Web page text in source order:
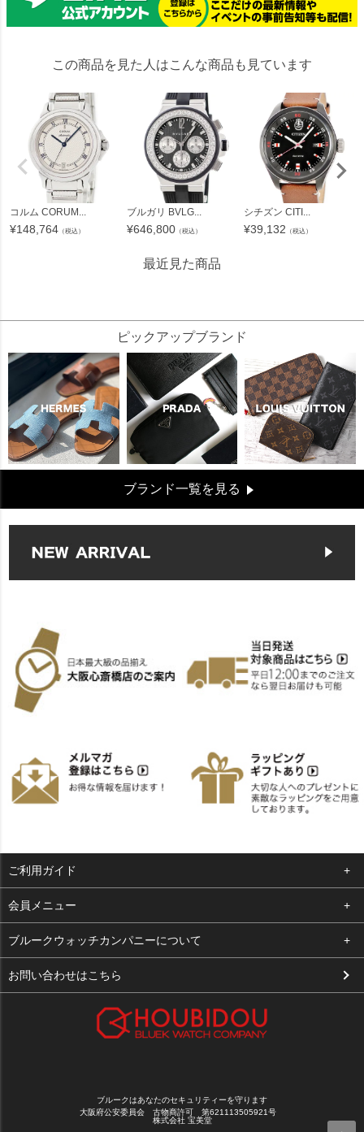
この商品を見た人はこんな商品も見ています
コルム CORUM...
¥148,764 （税込）
ブルガリ BVLG...
¥646,800 （税込）
シチズン CITI...
¥39,132 （税込）
最近見た商品
ピックアップブランド
ブランド一覧を見る
ご利用ガイド
よくある質問
支払い・送料
お客様の声
会員メニュー
ログイン
お気に入り
ブルークウォッチカンパニーについて
会社概要
お問い合わせはこちら
ブルークはあなたのセキュリティーを守ります
大阪府公安委員会 古物商許可 第621113505921号
株式会社 宝美堂